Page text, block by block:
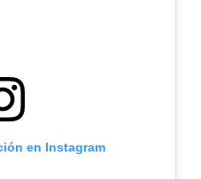
en Instagram